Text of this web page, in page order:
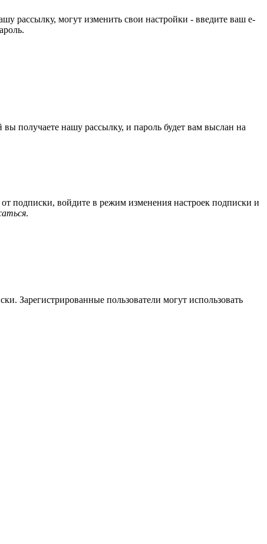
рассылку, могут изменить свои настройки - введите ваш e-
получаете нашу рассылку, и пароль будет вам выслан на
от подписки, войдите в режим изменения настроек подписки и
.
Зарегистрированные пользователи могут использовать